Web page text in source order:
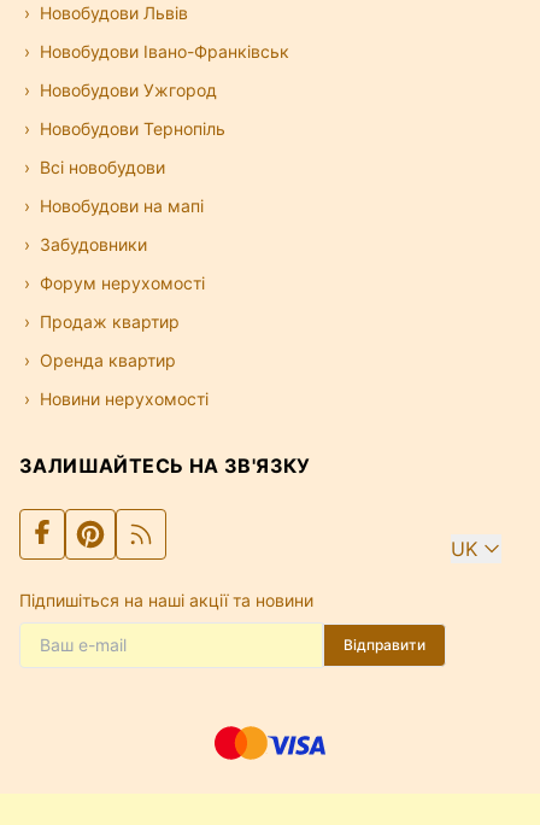
Новобудови Львів
Новобудови Івано-Франківськ
Новобудови Ужгород
Новобудови Тернопіль
Всі новобудови
Новобудови на мапі
Забудовники
Форум нерухомості
Продаж квартир
Оренда квартир
Новини нерухомості
ЗАЛИШАЙТЕСЬ НА ЗВ'ЯЗКУ
UK
Підпишіться на наші акції та новини
Відправити